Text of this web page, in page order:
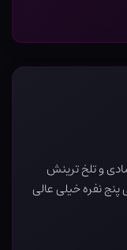
و تلخ ترینش
نفره خیلی عالی